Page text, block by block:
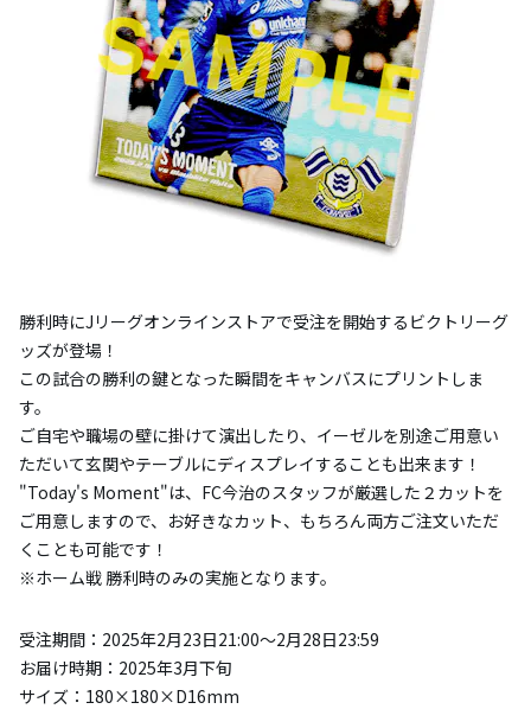
勝利時にJリーグオンラインストアで受注を開始するビクトリーグ
ッズが登場！
この試合の勝利の鍵となった瞬間をキャンバスにプリントしま
す。
ご自宅や職場の壁に掛けて演出したり、イーゼルを別途ご用意い
ただいて玄関やテーブルにディスプレイすることも出来ます！
"Today's Moment"は、FC今治のスタッフが厳選した２カットを
ご用意しますので、お好きなカット、もちろん両方ご注文いただ
くことも可能です！
※ホーム戦 勝利時のみの実施となります。
受注期間：2025年2月23日21:00〜2月28日23:59
お届け時期：2025年3月下旬
サイズ：180×180×D16mm